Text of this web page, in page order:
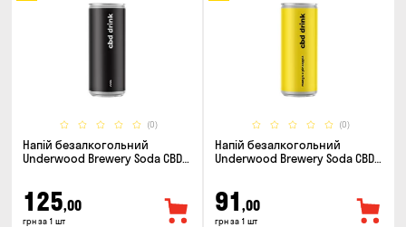
(0)
Напій безалкогольний
Underwood Brewery Soda CBD
125,00
грн за 1 шт
(0)
Напій безалкогольний
Underwood Brewery Soda CBD
91 ,00
грн за 1 шт